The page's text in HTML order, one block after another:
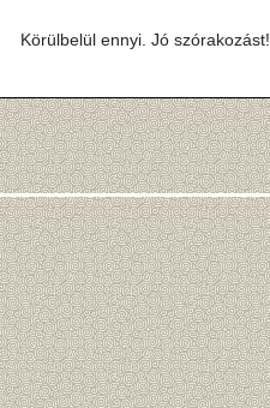
Körülbelül ennyi. Jó szórakozást!